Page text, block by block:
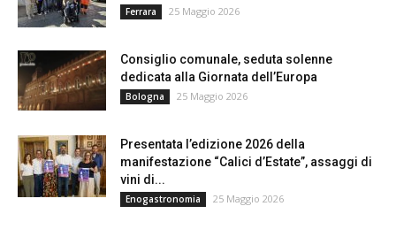
Ferrara 25 Maggio 2026
Consiglio comunale, seduta solenne
dedicata alla Giornata dell’Europa
Bologna 25 Maggio 2026
Presentata l’edizione 2026 della
manifestazione “Calici d’Estate”, assaggi di
vini di...
Enogastronomia 25 Maggio 2026